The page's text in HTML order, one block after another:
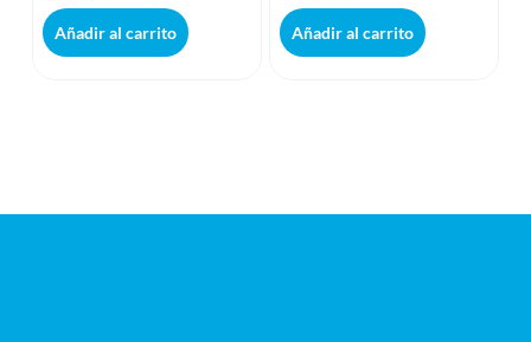
Añadir al carrito Añadir al carrito